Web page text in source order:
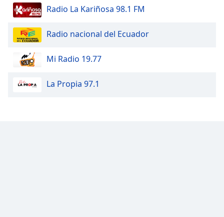
Radio La Kariñosa 98.1 FM
Radio nacional del Ecuador
Mi Radio 19.77
La Propia 97.1